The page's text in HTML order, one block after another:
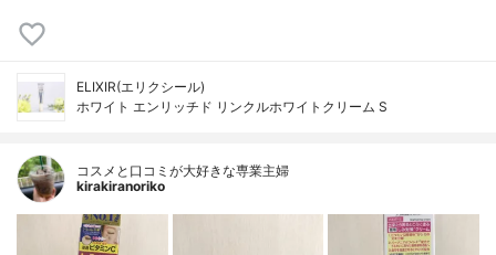
ELIXIR(エリクシール)
ホワイト エンリッチド リンクルホワイトクリーム S
コスメと口コミが大好きな専業主婦
kirakiranoriko